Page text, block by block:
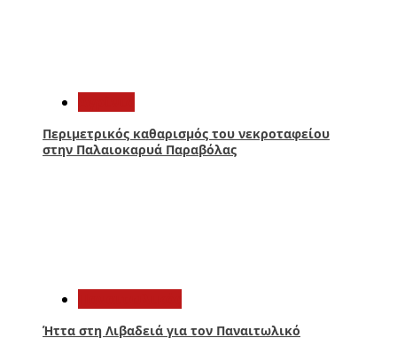
Περιμετρικός καθαρισμός του νεκροταφείου
στην Παλαιοκαρυά Παραβόλας
Ήττα στη Λιβαδειά για τον Παναιτωλικό